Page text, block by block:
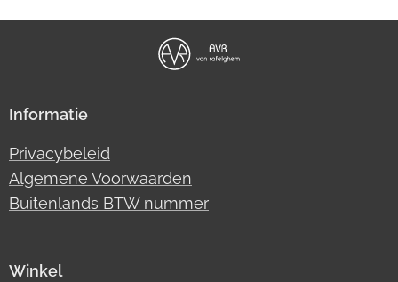
Informatie
Privacybeleid
Algemene Voorwaarden
Buitenlands BTW nummer
Winkel